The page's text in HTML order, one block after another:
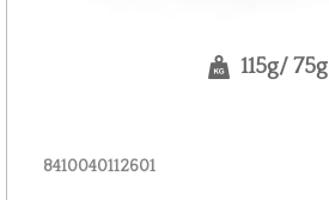
115g/ 75g
8410040112601